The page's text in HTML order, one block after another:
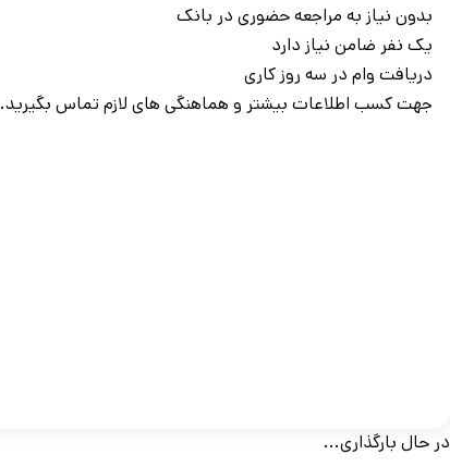
بدون نیاز به مراجعه حضوری در بانک
یک نفر ضامن نیاز دارد
دریافت وام در سه روز کاری
جهت کسب اطلاعات بیشتر و هماهنگی های لازم تماس بگیرید.
در حال بارگذاری...